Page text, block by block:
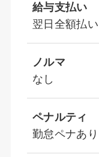
給与支払い
翌日全額払い
ノルマ
なし
ペナルティ
勤怠ペナあり